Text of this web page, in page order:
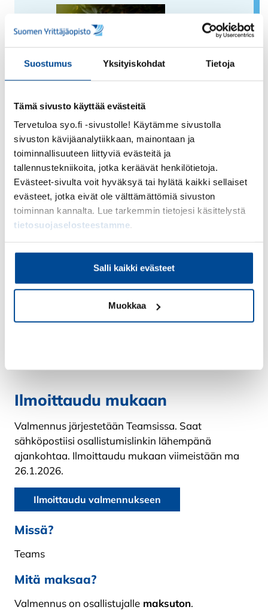
Suostumus Yksityiskohdat Tietoja
Tämä sivusto käyttää evästeitä
Tervetuloa syo.fi -sivustolle! Käytämme sivustolla
sivuston kävijäanalytiikkaan, mainontaan ja
toiminnallisuuteen liittyviä evästeitä ja
tallennustekniikoita, jotka keräävät henkilötietoja.
Evästeet-sivulta voit hyväksyä tai hylätä kaikki sellaiset
evästeet, jotka eivät ole välttämättömiä sivuston
toiminnan kannalta. Lue tarkemmin tietojesi käsittelystä
tietosuojaselosteestamme.
Salli kaikki evästeet
Muokkaa
Juho Makkonen, toimitusjohtaja, Sharetribe
Juho on rakentanut ja auttanut yrittäjiä
kauppapaikka-alustojen perustamisessa
vuodesta 2008 alkaen tutkijana,
ohjelmistokehittäjänä ja yrittäjänä.
Sharetriben teknologian avulla kuka
yhdessä päivässä, ilman koodaustaitoja tai
teknologiaosaamista.
Juho on myösThe Lean Marketplace-kirjan
toinen kirjoittaja.The Lean Marketplace
käytännöllinen opas alustabisneksestä
Ilmoittaudu mukaan
Valmennus järjestetään Teamsissa. Saat
sähköpostiisi osallistumislinkin lähempänä
ajankohtaa. Ilmoittaudu mukaan viimeistään ma
26.1.2026.
Ilmoittaudu valmennukseen
Missä?
Teams
Mitä maksaa?
Valmennus on osallistujalle maksuton.